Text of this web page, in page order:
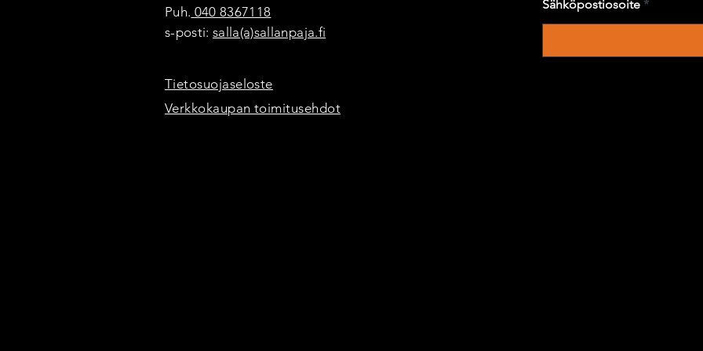
Puh. 040 8367118
s-posti:salla(a)sallanpaja.fi
Sähköpostiosoite
Tietosuojaseloste
Verkkokaupan toimitusehdot